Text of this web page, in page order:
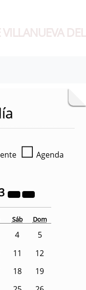
☐ Agenda
Sáb Dom
4
5
11
12
18
19